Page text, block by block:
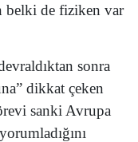
belki de fiziken var
sonra
dikkat çeken
sanki Avrupa